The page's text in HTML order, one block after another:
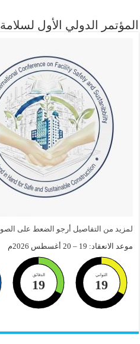
المؤتمر الدولي الأول
لمزيد من التفاصيل أرجو الضعط على
موعد الانعقاد: 19 – 20 أغسطس 2026م
الدقائق
19
الثواني
19